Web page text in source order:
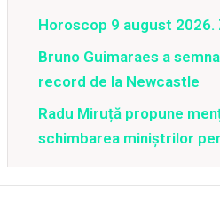
Horoscop 9 august
Bruno Guimaraes a
record de la Newcastle
Radu Miruță propune
schimbarea miniștrilor